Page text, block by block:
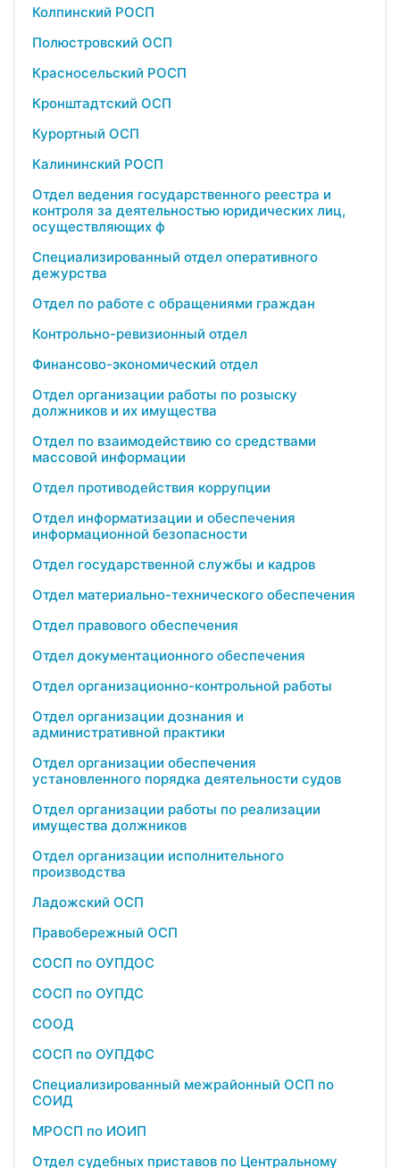
Колпинский РОСП
Полюстровский ОСП
Красносельский РОСП
Кронштадтский ОСП
Курортный ОСП
Калининский РОСП
Отдел ведения государственного реестра и
контроля за деятельностью юридических лиц,
осуществляющих ф
Специализированный отдел оперативного
дежурства
Отдел по работе с обращениями граждан
Контрольно-ревизионный отдел
Финансово-экономический отдел
Отдел организации работы по розыску
должников и их имущества
Отдел по взаимодействию со средствами
массовой информации
Отдел противодействия коррупции
Отдел информатизации и обеспечения
информационной безопасности
Отдел государственной службы и кадров
Отдел материально-технического обеспечения
Отдел правового обеспечения
Отдел документационного обеспечения
Отдел организационно-контрольной работы
Отдел организации дознания и
административной практики
Отдел организации обеспечения
установленного порядка деятельности судов
Отдел организации работы по реализации
имущества должников
Отдел организации исполнительного
производства
Ладожский ОСП
Правобережный ОСП
СОСП по ОУПДОС
СОСП по ОУПДС
СООД
СОСП по ОУПДФС
Специализированный межрайонный ОСП по
СОИД
МРОСП по ИОИП
Отдел судебных приставов по Центральному